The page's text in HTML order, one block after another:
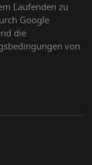
Laufenden zu
Google
die
von